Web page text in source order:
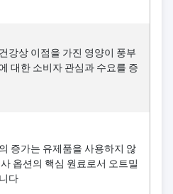
강상 이점을 가진 영양이 풍부
대한 소비자 관심과 수요를 증
증가는 유제품을 사용하지 않
옵션의 핵심 원료로서 오트밀
다